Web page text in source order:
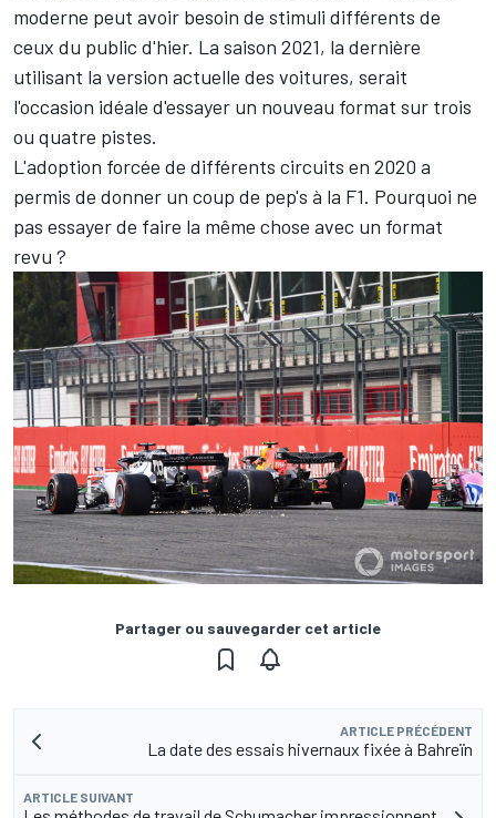
moderne peut avoir besoin de stimuli différents de
ceux du public d'hier. La saison 2021, la dernière
utilisant la version actuelle des voitures, serait
l'occasion idéale d'essayer un nouveau format sur trois
ou quatre pistes.
L'adoption forcée de différents circuits en 2020 a
permis de donner un coup de pep's à la F1. Pourquoi ne
pas essayer de faire la même chose avec un format
revu ?
Partager ou sauvegarder cet article
ARTICLE PRÉCÉDENT
La date des essais hivernaux fixée à Bahreïn
ARTICLE SUIVANT